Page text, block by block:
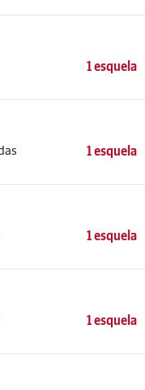
1 esquela
1 esquela
1 esquela
1 esquela